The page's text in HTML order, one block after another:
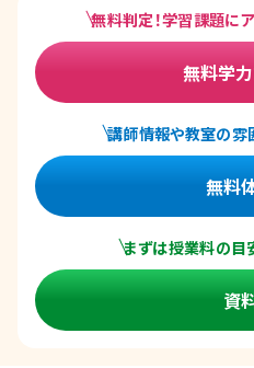
無料判定！学習課題に
無料学
講師情報や教室の雰
無料
まずは授業料の目
資